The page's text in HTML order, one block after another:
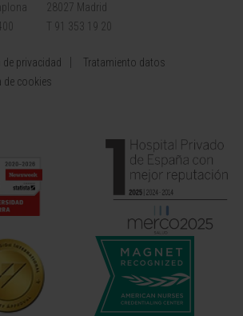
28027 Madrid
T 91 353 19 20
privacidad
Tratamiento datos
de cookies